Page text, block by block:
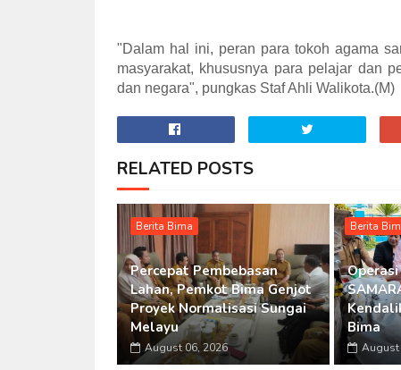
"Dalam hal ini, peran para tokoh agama
masyarakat, khususnya para pelajar dan
dan negara", pungkas Staf Ahli Walikota.(M)
RELATED POSTS
Berita Bima
Percepat Pembebasan
Lahan, Pemkot Bima Genjot
Proyek Normalisasi Sungai
Melayu
August 06, 2026
Berita
Bima
August